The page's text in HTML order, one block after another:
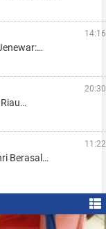
14:16
20:30
11:22
Berasal…